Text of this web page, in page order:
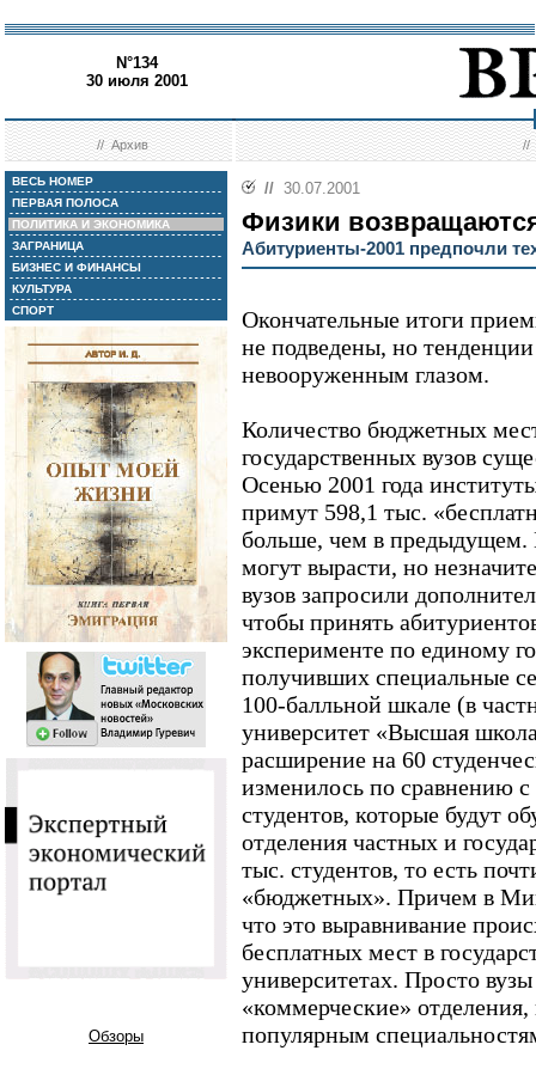
N°134
30 июля 2001
//Архив //
ВЕСЬ НОМЕР
ПЕРВАЯ ПОЛОСА
ПОЛИТИКА И ЭКОНОМИКА
ЗАГРАНИЦА
БИЗНЕС И ФИНАНСЫ
КУЛЬТУРА
СПОРТ
Обзоры
// 30.07.2001
Физики
Абитуриенты-2001 предпочли
Окончательные итоги
не подведены, но
невооруженным глазом.
Количество бюджетных
государственных вузов
Осенью 2001 года
примут 598,1 тыс.
больше, чем в предыдущем.
могут вырасти, но
вузов запросили
чтобы принять
эксперименте по единому
получивших специальные
100-балльной шкале (в
университет «Высшая
расширение на 60
изменилось по сравнению
студентов, которые будут
отделения частных и
тыс. студентов, то есть
«бюджетных». Причем в
что это выравнивание
бесплатных мест в
университетах. Просто
«коммерческие»
популярным